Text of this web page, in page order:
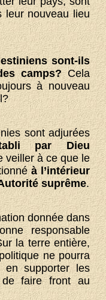
leur nouveau lieu
sont-ils
camps?Cela
à nouveau
sont adjurées
par Dieu
veiller à ce que le
à l’intérieur
suprême.
donnée dans
responsable
la terre entière,
ne pourra
en supporter les
de faire front au